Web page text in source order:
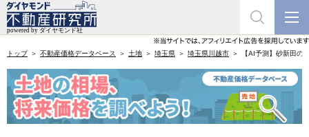
トップ 不動産価格データベース 土地 埼玉県 埼玉県川越市 【AI予測】砂新田